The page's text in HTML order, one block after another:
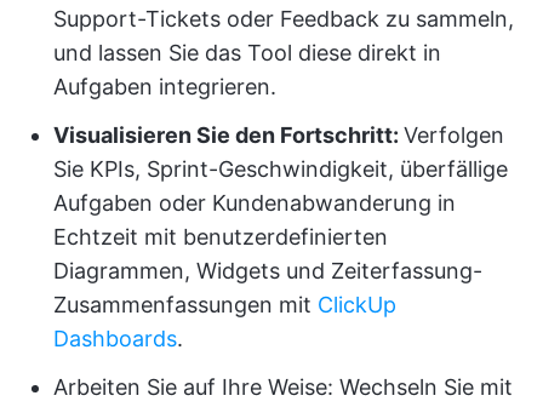
Support-Tickets oder Feedback zu sammeln,
und lassen Sie das Tool diese direkt in
Aufgaben integrieren.
Visualisieren Sie den Fortschritt: Verfolgen
Sie KPIs, Sprint-Geschwindigkeit, überfällige
Aufgaben oder Kundenabwanderung in
Echtzeit mit benutzerdefinierten
Diagrammen, Widgets und Zeiterfassung-
Zusammenfassungen mit ClickUp
Dashboards.
Arbeiten Sie auf Ihre Weise: Wechseln Sie mit